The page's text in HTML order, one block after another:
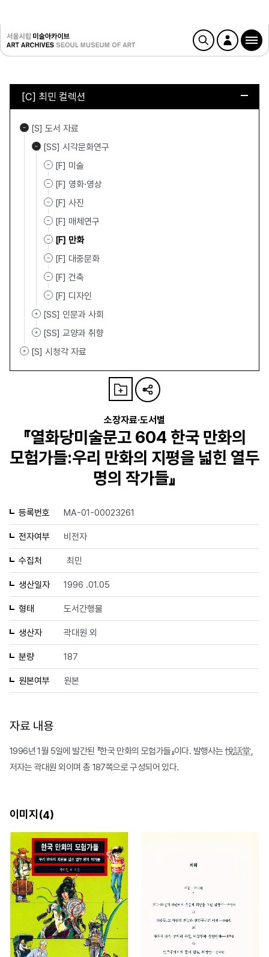
[C] 최민 컬렉션
[S] 도서 자료
[SS] 시각문화연구
[F] 미술
[F] 영화·영상
[F] 사진
[F] 매체연구
[F] 만화
[F] 대중문화
[F] 건축
[F] 디자인
[SS] 인문과 사회
[SS] 교양과 취향
[S] 시청각 자료
소장자료·도서별
『열화당미술문고 604 한국 만화의
모험가들:우리 만화의 지평을 넓힌 열두
명의 작가들』
등록번호 MA-01-00023261
전자여부 비전자
수집처 최민
생산일자 1996 .01.05
형태 도서간행물
생산자 곽대원 외
분량 187
원본여부 원본
자료 내용
1996년 1월 5일에 발간된 『한국 만화의 모험가들』이다. 발행사는 悅話堂,
저자는 곽대원 외이며 총 187쪽으로 구성되어 있다.
이미지(4)